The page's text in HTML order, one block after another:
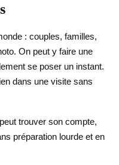
: couples, familles,
On peut y faire une
se poser un instant.
dans une visite sans
trouver son compte,
préparation lourde et en